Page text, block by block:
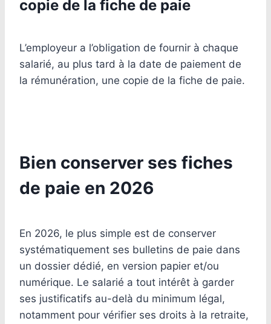
copie de la fiche de paie
L’employeur a l’obligation de fournir à chaque
salarié, au plus tard à la date de paiement de
la rémunération, une copie de la fiche de paie.
Bien conserver ses fiches
de paie en 2026
En 2026, le plus simple est de conserver
systématiquement ses bulletins de paie dans
un dossier dédié, en version papier et/ou
numérique. Le salarié a tout intérêt à garder
ses justificatifs au-delà du minimum légal,
notamment pour vérifier ses droits à la retraite,